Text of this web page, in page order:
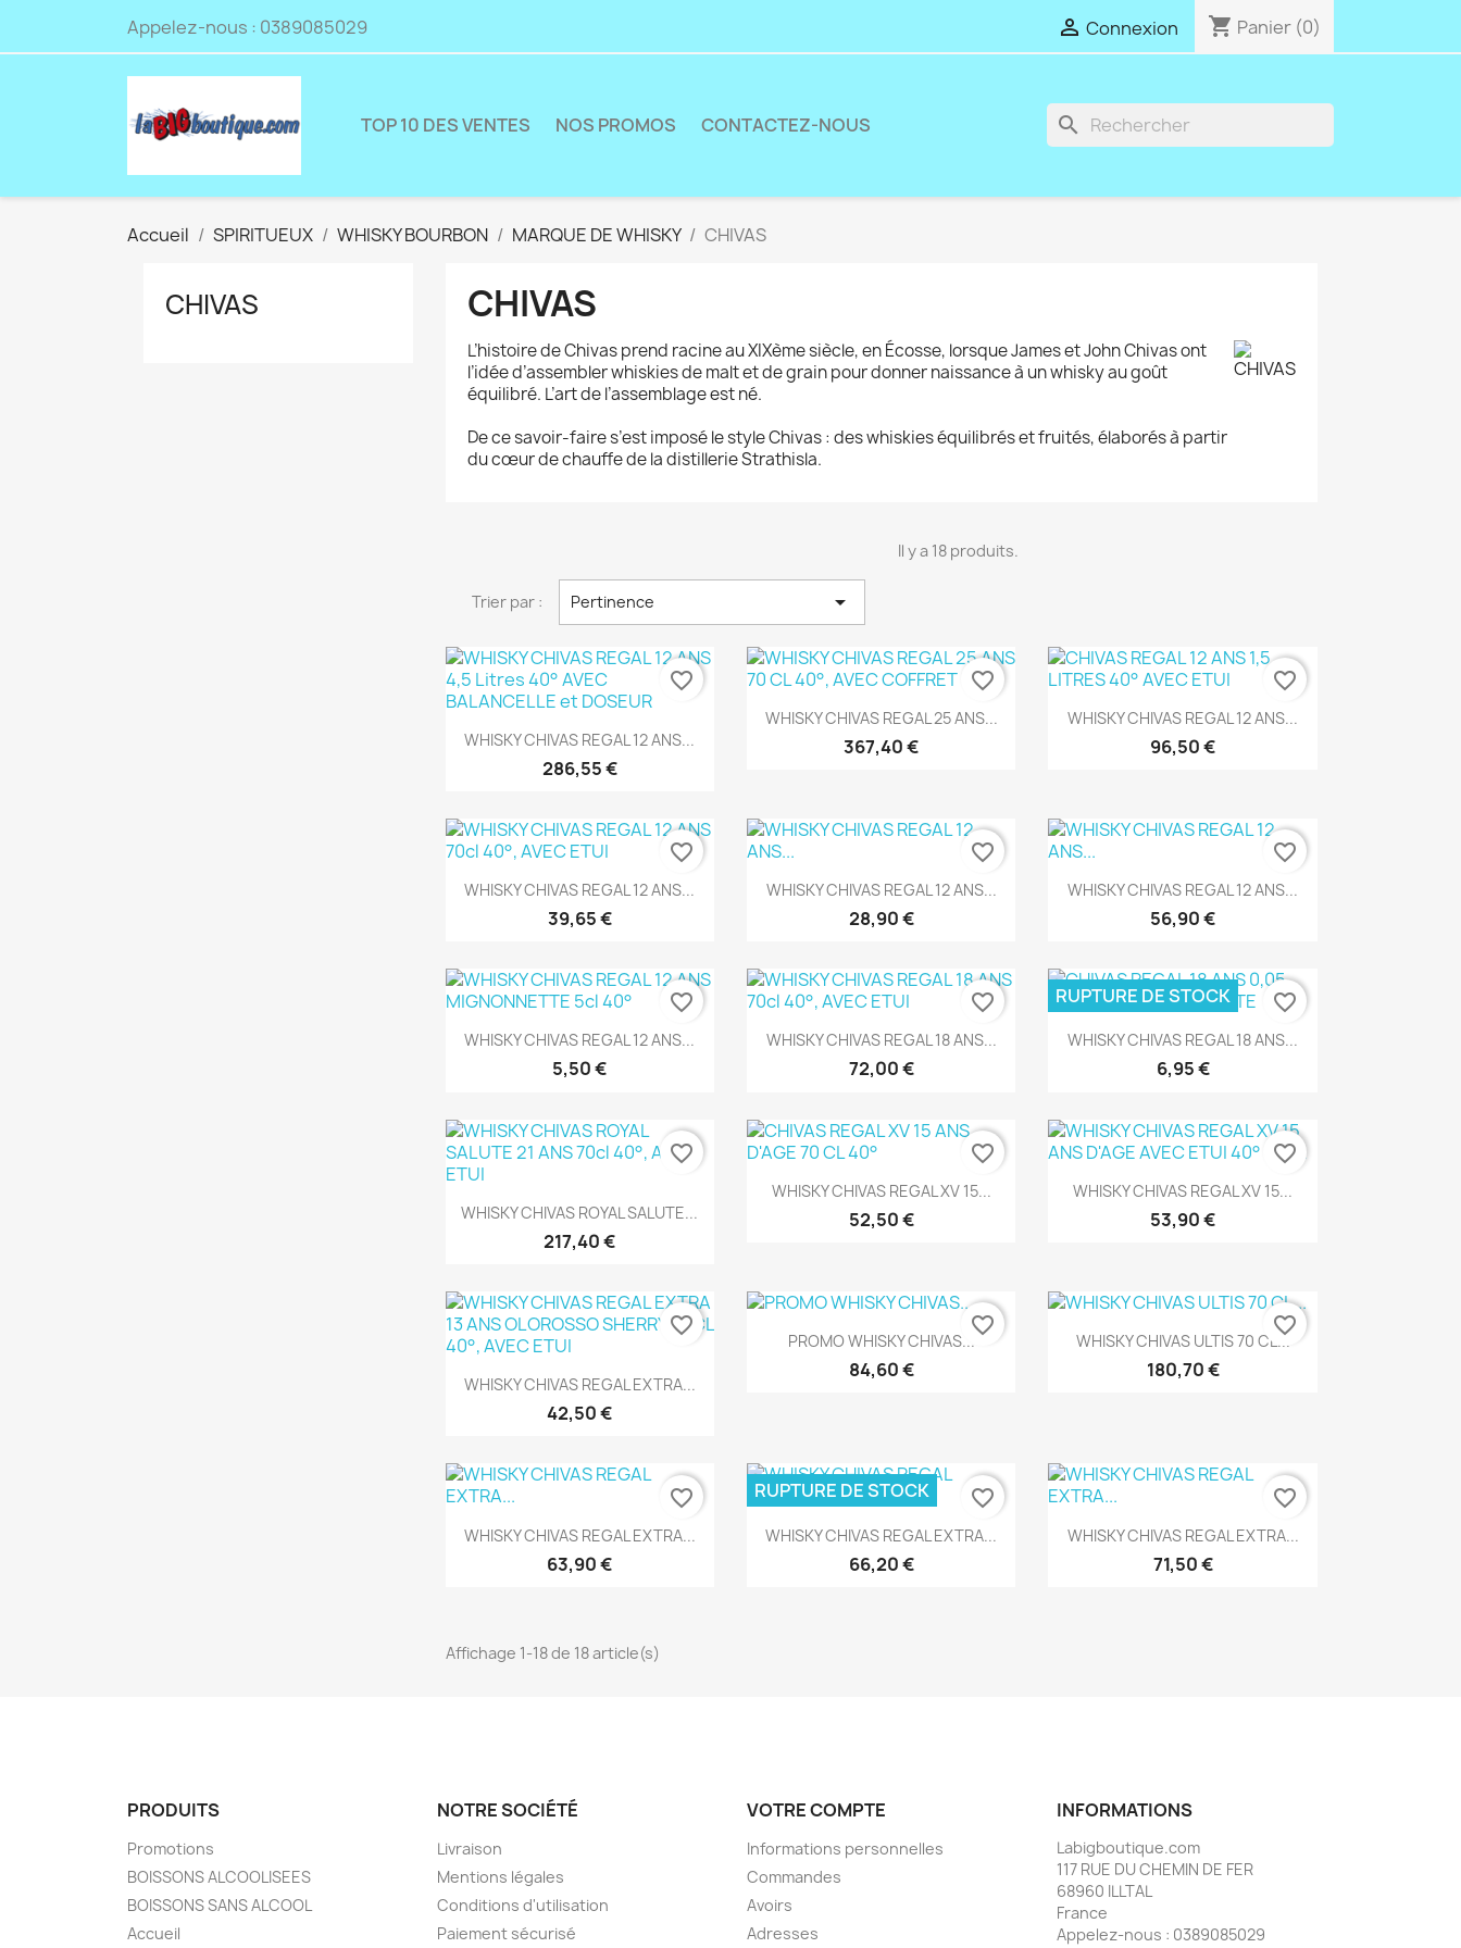
Appelez-nous : 0389085029  Connexion shopping_cart Panier (0)
TOP 10 DES VENTES NOS PROMOS CONTACTEZ-NOUS search
Accueil SPIRITUEUX WHISKY BOURBON MARQUE DE WHISKY CHIVAS
CHIVAS CHIVAS
L’histoire de Chivas prend racine au XIXème siècle, en Écosse, lorsque James et John Chivas ont
l’idée d’assembler whiskies de malt et de grain pour donner naissance à un whisky au goût
équilibré. L’art de l’assemblage est né.
De ce savoir-faire s’est imposé le style Chivas : des whiskies équilibrés et fruités, élaborés à partir
du cœur de chauffe de la distillerie Strathisla.
Il y a 18 produits.
Trier par : Pertinence 
Aperçu rapide
WHISKY CHIVAS REGAL 12 ANS...
286,55 €
favorite_border
Aperçu rapide
WHISKY CHIVAS REGAL 25 ANS...
367,40 €
favorite_border
Aperçu rapide
WHISKY CHIVAS REGAL 12 ANS...
96,50 €
favorite_border
Aperçu rapide
WHISKY CHIVAS REGAL 12 ANS...
39,65 €
favorite_border
Aperçu rapide
WHISKY CHIVAS REGAL 12 ANS...
28,90 €
favorite_border
Aperçu rapide
WHISKY CHIVAS REGAL 12 ANS...
56,90 €
favorite_border
Aperçu rapide
WHISKY CHIVAS REGAL 12 ANS...
5,50 €
favorite_border
Aperçu rapide
WHISKY CHIVAS REGAL 18 ANS...
72,00 €
favorite_border
Aperçu rapide
WHISKY CHIVAS REGAL 18 ANS...
6,95 €
RUPTURE DE STOCK favorite_border
Aperçu rapide
WHISKY CHIVAS ROYAL SALUTE...
217,40 €
favorite_border
Aperçu rapide
WHISKY CHIVAS REGAL XV 15...
52,50 €
favorite_border
Aperçu rapide
WHISKY CHIVAS REGAL XV 15...
53,90 €
favorite_border
Aperçu rapide
WHISKY CHIVAS REGAL EXTRA...
42,50 €
favorite_border Aperçu rapide
PROMO WHISKY CHIVAS...
84,60 €
favorite_border Aperçu rapide
WHISKY CHIVAS ULTIS 70 CL...
180,70 €
favorite_border
Aperçu rapide
WHISKY CHIVAS REGAL EXTRA...
63,90 €
favorite_border
Aperçu rapide
WHISKY CHIVAS REGAL EXTRA...
66,20 €
RUPTURE DE STOCK
favorite_border
Aperçu rapide
WHISKY CHIVAS REGAL EXTRA...
71,50 €
favorite_border
Affichage 1-18 de 18 article(s)
PRODUITS
Promotions
BOISSONS ALCOOLISEES
BOISSONS SANS ALCOOL
Accueil
NOTRE SOCIÉTÉ
Livraison
Mentions légales
Conditions d'utilisation
Paiement sécurisé
VOTRE COMPTE
Informations personnelles
Commandes
Avoirs
Adresses
INFORMATIONS
Labigboutique.com
117 RUE DU CHEMIN DE FER
68960 ILLTAL
France
Appelez-nous : 0389085029